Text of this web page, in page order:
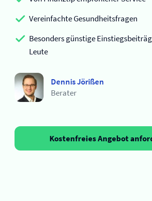
Vereinfachte Gesundheitsfragen
Besonders günstige
Leute
Dennis Jörißen
Berater
Kostenfreies Angebot